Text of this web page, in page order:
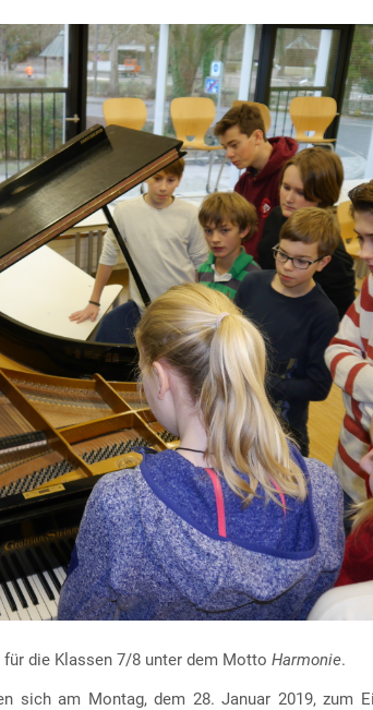
die Klassen 7/8 unter dem MottoHarmonie.
sich am Montag, dem 28. Januar 2019, zum